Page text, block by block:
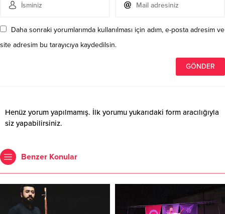
Daha sonraki yorumlarımda kullanılması için adım, e-posta adresim ve
site adresim bu tarayıcıya kaydedilsin.
Henüz yorum yapılmamış. İlk yorumu yukarıdaki form aracılığıyla
siz yapabilirsiniz.
Benzer Konular